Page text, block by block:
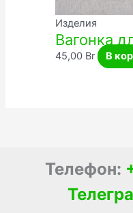
Изделия
Вагонка
45,00 Br В
Телефон: